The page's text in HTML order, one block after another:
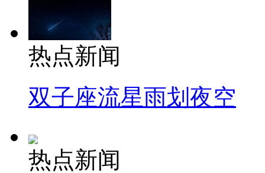
热点新闻
双子座流星雨划夜空
热点新闻